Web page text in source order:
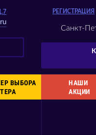
РЕГИСТРАЦИЯ
Санкт-
НАШИ
АКЦИИ
ВЫБОРА